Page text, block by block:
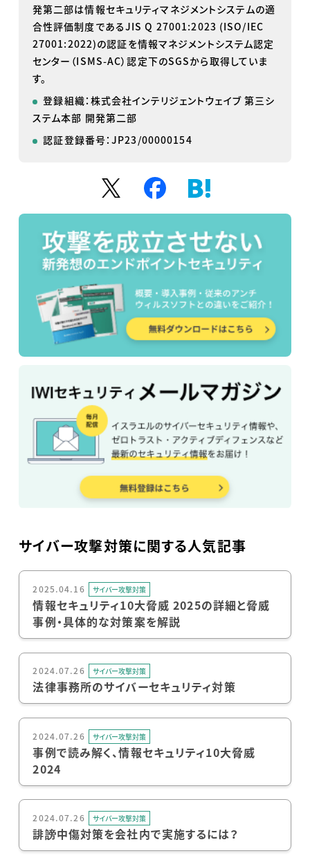
発第二部は情報セキュリティマネジメントシステムの適
合性評価制度であるJIS Q 27001:2023 (ISO/IEC
27001:2022)の認証を情報マネジメントシステム認定
センター（ISMS-AC）認定下のSGSから取得していま
す。
登録組織：株式会社インテリジェントウェイブ 第三シ
ステム本部 開発第二部
認証登録番号：JP23/00000154
サイバー攻撃対策に関する人気記事
2025.04.16 サイバー攻撃対策
情報セキュリティ10大脅威 2025の詳細と脅威
事例・具体的な対策案を解説
2024.07.26 サイバー攻撃対策
法律事務所のサイバーセキュリティ対策
2024.07.26 サイバー攻撃対策
事例で読み解く、情報セキュリティ10大脅威
2024
2024.07.26 サイバー攻撃対策
誹謗中傷対策を会社内で実施するには？